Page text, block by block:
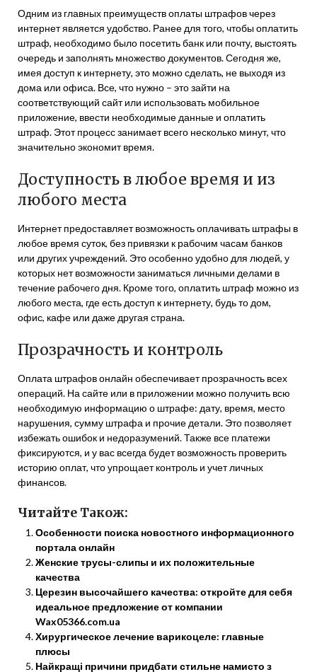
Одним из главных преимуществ оплаты штрафов через
интернет является удобство. Ранее для того, чтобы оплатить
штраф, необходимо было посетить банк или почту, выстоять
очередь и заполнять множество документов. Сегодня же,
имея доступ к интернету, это можно сделать, не выходя из
дома или офиса. Все, что нужно – это зайти на
соответствующий сайт или использовать мобильное
приложение, ввести необходимые данные и оплатить
штраф. Этот процесс занимает всего несколько минут, что
значительно экономит время.
Доступность в любое время и из
любого места
Интернет предоставляет возможность оплачивать штрафы в
любое время суток, без привязки к рабочим часам банков
или других учреждений. Это особенно удобно для людей, у
которых нет возможности заниматься личными делами в
течение рабочего дня. Кроме того, оплатить штраф можно из
любого места, где есть доступ к интернету, будь то дом,
офис, кафе или даже другая страна.
Прозрачность и контроль
Оплата штрафов онлайн обеспечивает прозрачность всех
операций. На сайте или в приложении можно получить всю
необходимую информацию о штрафе: дату, время, место
нарушения, сумму штрафа и прочие детали. Это позволяет
избежать ошибок и недоразумений. Также все платежи
фиксируются, и у вас всегда будет возможность проверить
историю оплат, что упрощает контроль и учет личных
финансов.
Читайте Також:
Особенности поиска новостного информационного
портала онлайн
Женские трусы-слипы и их положительные
качества
Церезин высочайшего качества: откройте для себя
идеальное предложение от компании
Wax05366.com.ua
Хирургическое лечение варикоцеле: главные
плюсы
Найкращі причини придбати стильне намисто з